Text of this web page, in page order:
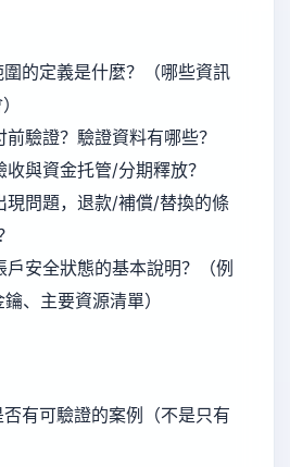
的定義是什麼？（哪些資訊
驗證？驗證資料有哪些？
與資金托管/分期釋放？
現問題，退款/補償/替換的條
安全狀態的基本說明？（例
、主要資源清單）
有可驗證的案例（不是只有